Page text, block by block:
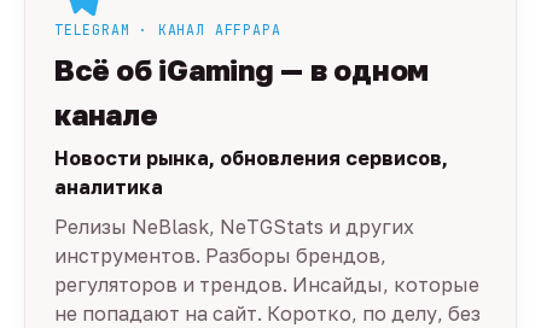
TELEGRAM · КАНАЛ AFFPAPA
Всё об iGaming — в одном
канале
Новости рынка, обновления сервисов,
аналитика
Релизы NeBlask, NeTGStats и других
инструментов. Разборы брендов,
регуляторов и трендов. Инсайды, которые
не попадают на сайт. Коротко, по делу, без